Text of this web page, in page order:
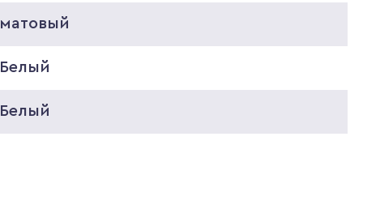
матовый
Белый
Белый